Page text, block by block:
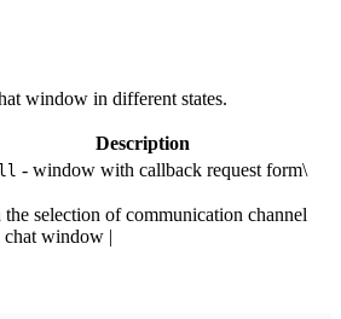
window in different states.
Description
- window with callback request form\
selection of communication channel
window |